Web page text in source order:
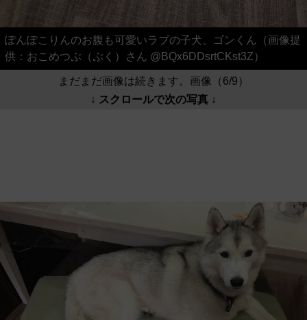
ぽんぽこりんのお腹も可愛いラブの子犬、ゴンくん（画像提
供：おこめつぶ（ぷく）さん @BQx6DDsrtCKst3Z）
まだまだ画像は続きます。画像（6/9）
↓ スクロールで次の写真 ↓